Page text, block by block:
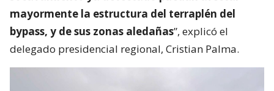
mayormente la estructura del terraplén del
bypass, y de sus zonas aledañas”, explicó el
delegado presidencial regional, Cristian Palma.